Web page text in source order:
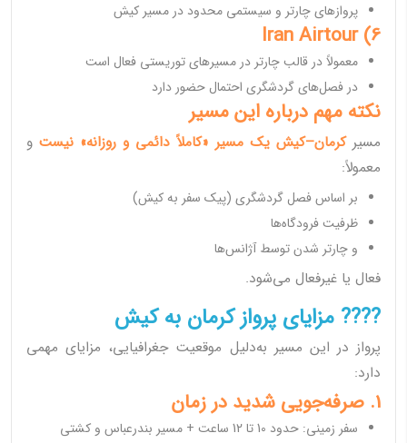
پروازهای چارتر و سیستمی محدود در مسیر کیش
6) Iran Airtour
معمولاً در قالب چارتر در مسیرهای توریستی فعال است
در فصل‌های گردشگری احتمال حضور دارد
نکته مهم درباره این مسیر
مسیرکرمان–کیش یک مسیر «کاملاً دائمی و روزانه» نیست و
معمولاً:
بر اساس فصل گردشگری (پیک سفر به کیش)
ظرفیت فرودگاه‌ها
و چارتر شدن توسط آژانس‌ها
فعال یا غیرفعال می‌شود.
???? مزایای پرواز کرمان به کیش
پرواز در این مسیر به‌دلیل موقعیت جغرافیایی، مزایای مهمی
دارد:
1. صرفه‌جویی شدید در زمان
سفر زمینی: حدود 10 تا 12 ساعت + مسیر بندرعباس و کشتی